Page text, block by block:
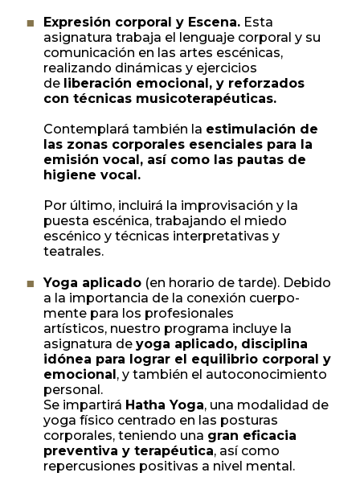
Expresión corporal y Escena. Esta
asignatura trabaja el lenguaje corporal y su
comunicación en las artes escénicas,
realizando dinámicas y ejercicios
de liberación emocional, y reforzados
con técnicas musicoterapéuticas.
Contemplará también la estimulación de
las zonas corporales esenciales para la
emisión vocal, así como las pautas de
higiene vocal.
Por último, incluirá la improvisación y la
puesta escénica, trabajando el miedo
escénico y técnicas interpretativas y
teatrales.
Yoga aplicado (en horario de tarde). Debido
a la importancia de la conexión cuerpo-
mente para los profesionales
artísticos, nuestro programa incluye la
asignatura de yoga aplicado, disciplina
idónea para lograr el equilibrio corporal y
emocional , y también el autoconocimiento
personal.
Se impartirá Hatha Yoga, una modalidad de
yoga físico centrado en las posturas
corporales, teniendo una gran eficacia
preventiva y terapéutica, así como
repercusiones positivas a nivel mental.